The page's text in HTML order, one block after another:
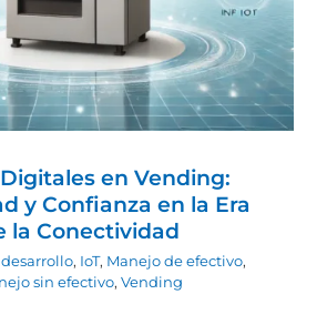
en Vending:
y Confianza en la Era
la Conectividad
, IoT, Manejo de efectivo,
sin efectivo, Vending